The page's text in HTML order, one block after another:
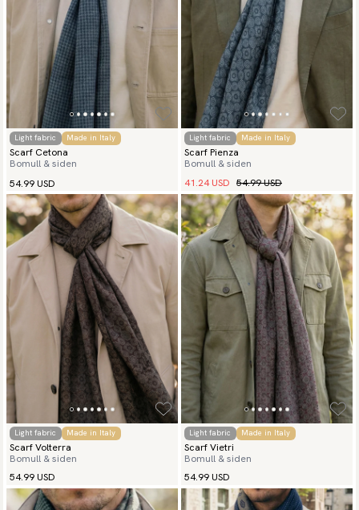
Light fabric Made in Italy
Scarf Cetona
Bomull & siden
54.99 USD
Light fabric Made in Italy
Scarf Pienza
Bomull & siden
41.24 USD 54.99 USD
Light fabric Made in Italy
Scarf Volterra
Bomull & siden
54.99 USD
Light fabric Made in Italy
Scarf Vietri
Bomull & siden
54.99 USD